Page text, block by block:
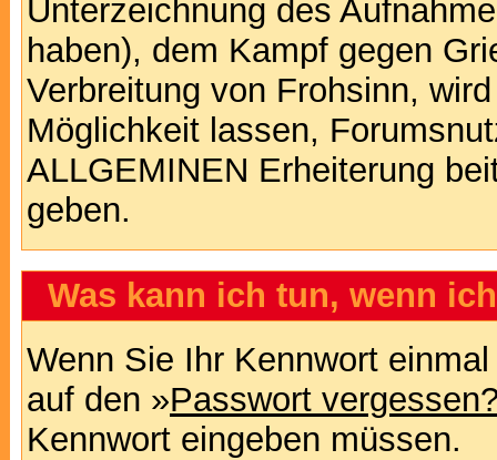
Unterzeichnung des
haben), dem Kampf gegen
Verbreitung von Frohsinn,
Möglichkeit lassen,
ALLGEMINEN Erheiterung
geben.
Was kann ich tun, wenn
Wenn Sie Ihr Kennwort
auf den »Passwort
Kennwort eingeben müssen.